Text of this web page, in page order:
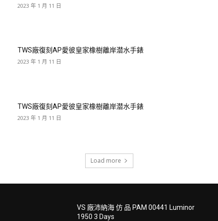
2023 年 1 月 11 日
TWS廠復刻AP愛彼皇家橡樹離岸潜水手錶
2023 年 1 月 11 日
TWS廠復刻AP愛彼皇家橡樹離岸潜水手錶
2023 年 1 月 11 日
Load more
VS 廠沛納海 仿 品 PAM 00441 Luminor
1950 3 Days